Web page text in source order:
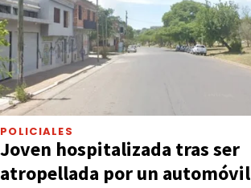
POLICIALES
Joven hospitalizada tras ser
atropellada por un automóvil